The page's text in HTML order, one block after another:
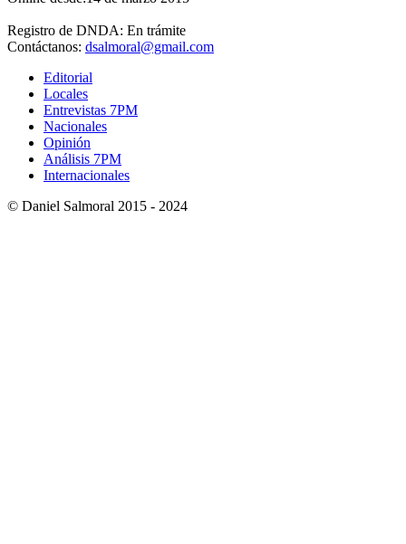
Registro de DNDA: En trámite
Contáctanos: dsalmoral@gmail.com
Editorial
Locales
Entrevistas 7PM
Nacionales
Opinión
Análisis 7PM
Internacionales
© Daniel Salmoral 2015 - 2024